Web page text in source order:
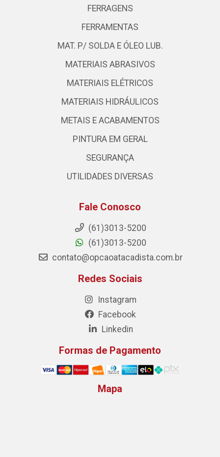
FERRAGENS
FERRAMENTAS
MAT. P/ SOLDA E ÓLEO LUB.
MATERIAIS ABRASIVOS
MATERIAIS ELÉTRICOS
MATERIAIS HIDRÁULICOS
METAIS E ACABAMENTOS
PINTURA EM GERAL
SEGURANÇA
UTILIDADES DIVERSAS
Fale Conosco
(61)3013-5200
(61)3013-5200
contato@opcaoatacadista.com.br
Redes Sociais
Instagram
Facebook
Linkedin
Formas de Pagamento
Mapa